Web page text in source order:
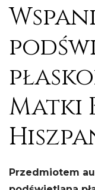
Matki
Przedmiotem